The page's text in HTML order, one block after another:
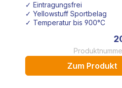
✓ Eintragungsfrei
✓ Yellowstuff Sportbelag
✓ Temperatur bis 900°C
Zum Produkt